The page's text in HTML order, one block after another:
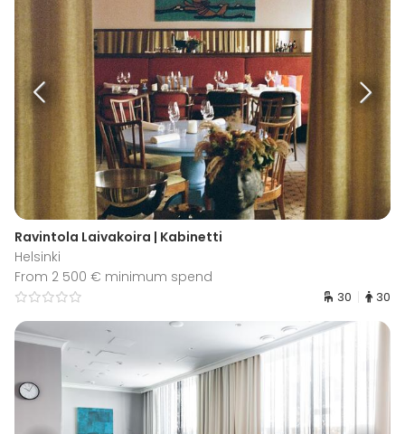
Ravintola Laivakoira | Kabinetti
Helsinki
From 2 500 € minimum spend
30 30